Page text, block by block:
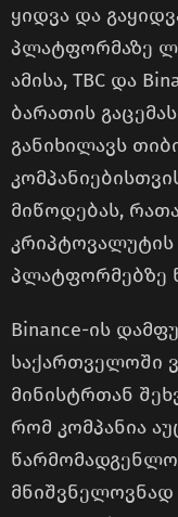
ყიდვა და
პლატფორმაზე
ამისა, TBC და
ბარათის
განიხილავს
მიწოდებას,
კრიპტოვალუტის
პლატფორმებზე
Binance-ის
საქართველოში
მინისტრთან
რომ კომპანია